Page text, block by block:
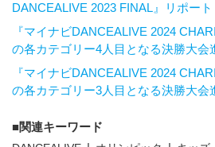
DANCEALIVE 2023 FINAL』リポート
『マイナビDANCEALIVE 2024
の各カテゴリー4人目となる決勝大会
『マイナビDANCEALIVE 2024
の各カテゴリー3人目となる決勝大会
関連キーワード